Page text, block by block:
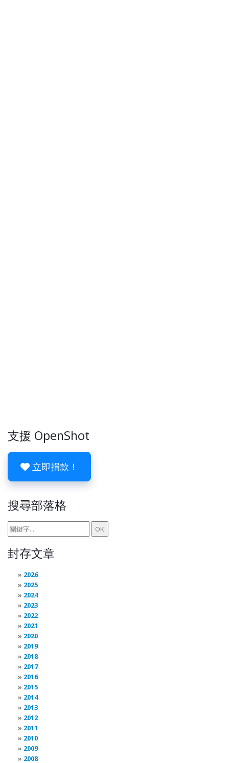
支援 OpenShot
立即捐款！
搜尋部落格
封存文章
2026
2025
2024
2023
2022
2021
2020
2019
2018
2017
2016
2015
2014
2013
2012
2011
2010
2009
2008